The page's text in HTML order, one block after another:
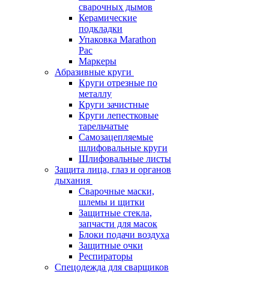
сварочных дымов
Керамические
подкладки
Упаковка Marathon
Pac
Маркеры
Абразивные круги
Круги отрезные по
металлу
Круги зачистные
Круги лепестковые
тарельчатые
Самозацепляемые
шлифовальные круги
Шлифовальные листы
Защита лица, глаз и органов
дыхания
Сварочные маски,
шлемы и щитки
Защитные стекла,
запчасти для масок
Блоки подачи воздуха
Защитные очки
Респираторы
Спецодежда для сварщиков